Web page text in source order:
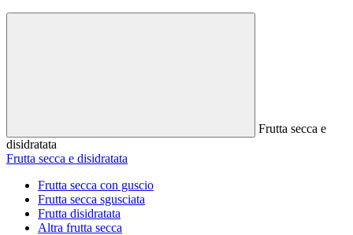
Frutta secca e
disidratata
Frutta secca e disidratata
Frutta secca con guscio
Frutta secca sgusciata
Frutta disidratata
Altra frutta secca